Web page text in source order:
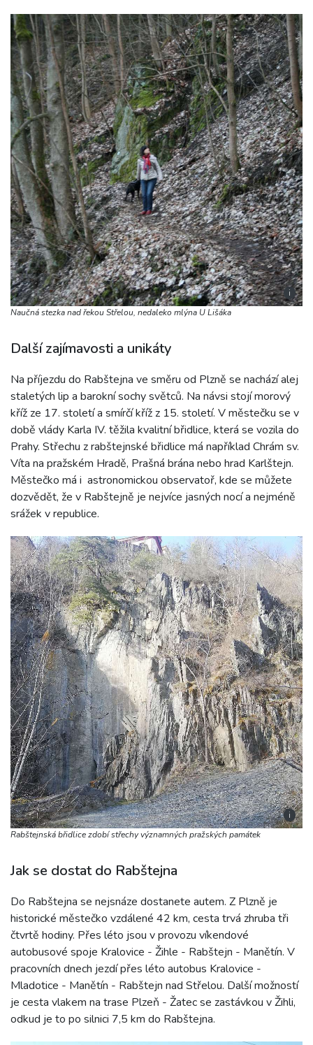
i
Naučná stezka nad řekou Střelou, nedaleko mlýna U Lišáka
Další zajímavosti a unikáty
Na příjezdu do Rabštejna ve směru od Plzně se nachází alej
staletých lip a barokní sochy světců. Na návsi stojí morový
kříž ze 17. století a smírčí kříž z 15. století. V městečku se v
době vlády Karla IV. těžila kvalitní břidlice, která se vozila do
Prahy. Střechu z rabštejnské břidlice má například Chrám sv.
Víta na pražském Hradě, Prašná brána nebo hrad Karlštejn.
Městečko má i astronomickou observatoř, kde se můžete
dozvědět, že v Rabštejně je nejvíce jasných nocí a nejméně
srážek v republice.
i
Rabštejnská břidlice zdobí střechy významných pražských památek
Jak se dostat do Rabštejna
Do Rabštejna se nejsnáze dostanete autem. Z Plzně je
historické městečko vzdálené 42 km, cesta trvá zhruba tři
čtvrtě hodiny. Přes léto jsou v provozu víkendové
autobusové spoje Kralovice - Žihle - Rabštejn - Manětín. V
pracovních dnech jezdí přes léto autobus Kralovice -
Mladotice - Manětín - Rabštejn nad Střelou. Další možností
je cesta vlakem na trase Plzeň - Žatec se zastávkou v Žihli,
odkud je to po silnici 7,5 km do Rabštejna.